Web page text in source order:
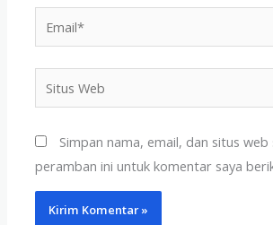
Web
Simpan nama, email, dan situs web
peramban ini untuk komentar saya